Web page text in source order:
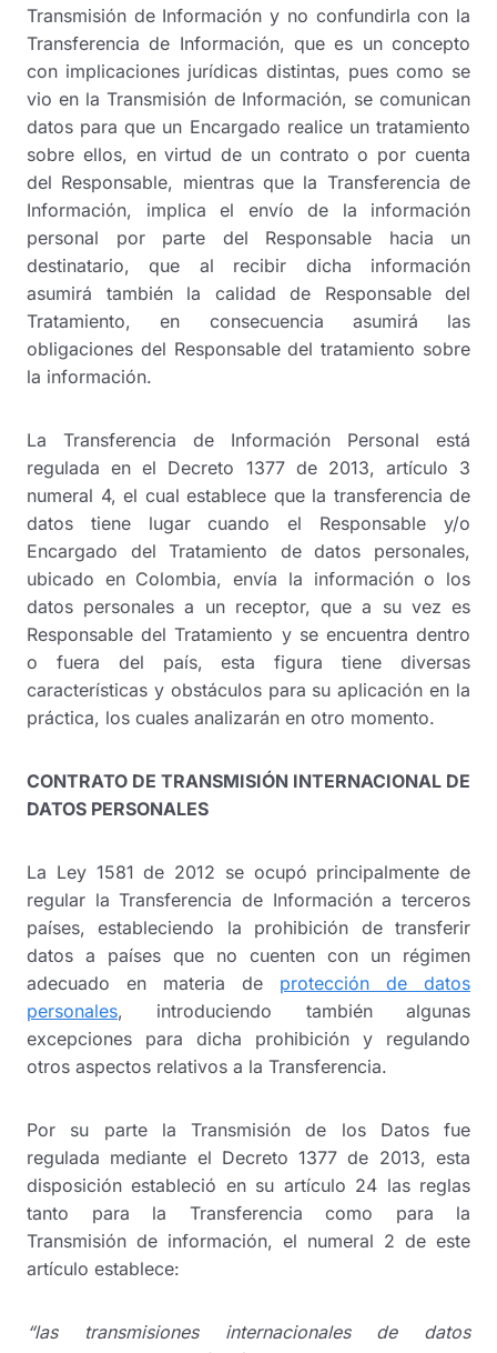
Transmisión de Información y no confundirla con la
Transferencia de Información, que es un concepto
con implicaciones jurídicas distintas, pues como se
vio en la Transmisión de Información, se comunican
datos para que un Encargado realice un tratamiento
sobre ellos, en virtud de un contrato o por cuenta
del Responsable, mientras que la Transferencia de
Información, implica el envío de la información
personal por parte del Responsable hacia un
destinatario, que al recibir dicha información
asumirá también la calidad de Responsable del
Tratamiento, en consecuencia asumirá las
obligaciones del Responsable del tratamiento sobre
la información.
La Transferencia de Información Personal está
regulada en el Decreto 1377 de 2013, artículo 3
numeral 4, el cual establece que la transferencia de
datos tiene lugar cuando el Responsable y/o
Encargado del Tratamiento de datos personales,
ubicado en Colombia, envía la información o los
datos personales a un receptor, que a su vez es
Responsable del Tratamiento y se encuentra dentro
o fuera del país, esta figura tiene diversas
características y obstáculos para su aplicación en la
práctica, los cuales analizarán en otro momento.
CONTRATO DE TRANSMISIÓN INTERNACIONAL DE
DATOS PERSONALES
La Ley 1581 de 2012 se ocupó principalmente de
regular la Transferencia de Información a terceros
países, estableciendo la prohibición de transferir
datos a países que no cuenten con un régimen
adecuado en materia de protección de datos
personales, introduciendo también algunas
excepciones para dicha prohibición y regulando
otros aspectos relativos a la Transferencia.
Por su parte la Transmisión de los Datos fue
regulada mediante el Decreto 1377 de 2013, esta
disposición estableció en su artículo 24 las reglas
tanto para la Transferencia como para la
Transmisión de información, el numeral 2 de este
artículo establece:
“las transmisiones internacionales de datos